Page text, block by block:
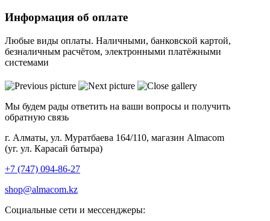
Информация об оплате
Любые виды оплаты. Наличными, банковской картой,
безналичным расчётом, электронными платёжными
системами
Мы будем рады ответить на ваши вопросы и получить
обратную связь
г. Алматы, ул. Муратбаева 164/110, магазин Almacom
(уг. ул. Карасай батыра)
+7 (747) 094-86-27
shop@almacom.kz
Социальные сети и мессенджеры: